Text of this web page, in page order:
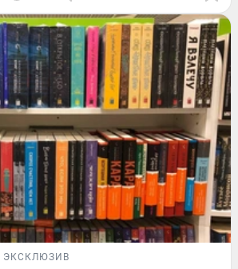
ЭКСКЛЮЗИВ